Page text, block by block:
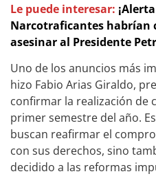
Le puede interesar:
Narcotraficantes habrían
asesinar al Presidente
Uno de los anuncios más
hizo Fabio Arias Giraldo,
confirmar la realización de
primer semestre del año.
buscan reafirmar el
con sus derechos, sino
decidido a las reformas